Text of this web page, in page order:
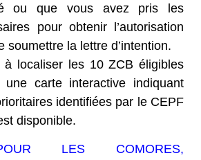
ou que vous avez pris les
pour obtenir l’autorisation
soumettre la lettre d’intention.
à localiser les 10 ZCB éligibles
carte interactive indiquant
identifiées par le CEPF
disponible.
LES COMORES,